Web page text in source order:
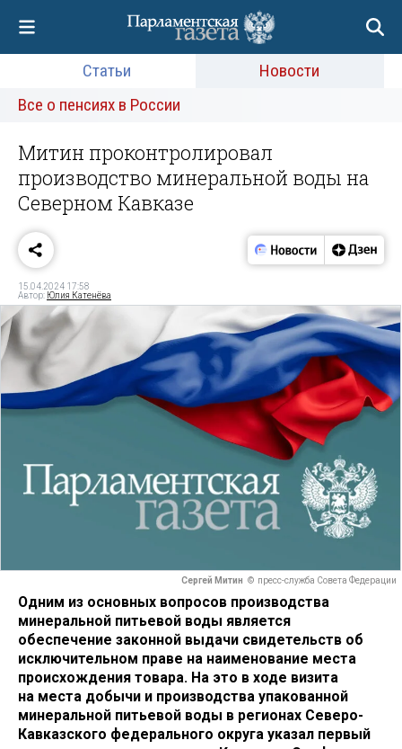
Статьи
Новости
Все о пенсиях в России
Митин проконтролировал
производство минеральной воды на
Северном Кавказе
15.04.2024 17:58
Автор: Юлия Катенёва
Сергей Митин © пресс-служба Совета Федерации
Одним из основных вопросов производства
минеральной питьевой воды является
обеспечение законной выдачи свидетельств об
исключительном праве на наименование места
происхождения товара. На это в ходе визита
на места добычи и производства упакованной
минеральной питьевой воды в регионах Северо-
Кавказского федерального округа указал первый